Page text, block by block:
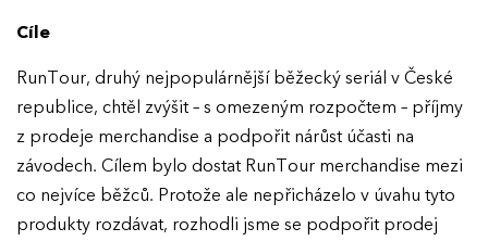
Cíle
RunTour, druhý nejpopulárnější běžecký seriál v České
republice, chtěl zvýšit – s omezeným rozpočtem – příjmy
z prodeje merchandise a podpořit nárůst účasti na
závodech. Cílem bylo dostat RunTour merchandise mezi
co nejvíce běžců. Protože ale nepřicházelo v úvahu tyto
produkty rozdávat, rozhodli jsme se podpořit prodej